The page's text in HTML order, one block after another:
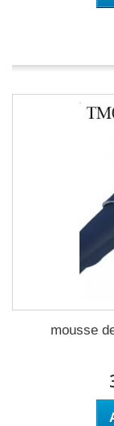
mousse